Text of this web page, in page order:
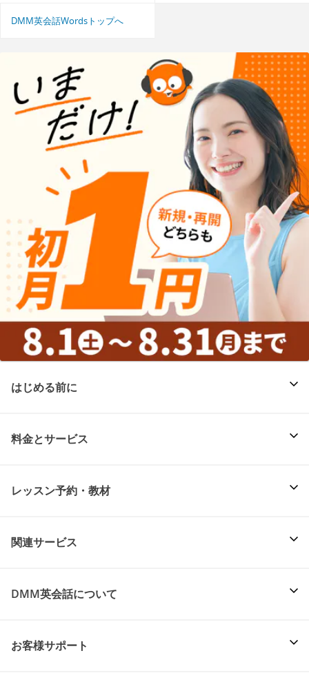
DMM英会話Wordsトップへ
はじめる前に
料金とサービス
レッスン予約・教材
関連サービス
DMM英会話について
お客様サポート